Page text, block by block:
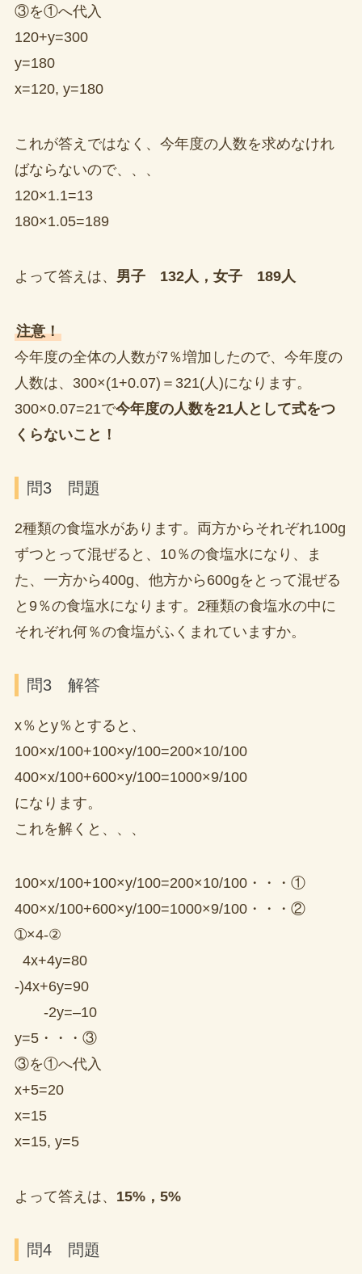
③を①へ代入
120+y=300
y=180
x=120, y=180
これが答えではなく、今年度の人数を求めなけれ
ばならないので、、、
120×1.1=13
180×1.05=189
よって答えは、 男子 132人，女子 189人
注意！
今年度の全体の人数が7％増加したので、今年度の
人数は、300×(1+0.07)＝321(人)になります。
300×0.07=21で今年度の人数を21人として式をつ
くらないこと！
問3 問題
2種類の食塩水があります。両方からそれぞれ100g
ずつとって混ぜると、10％の食塩水になり、ま
た、一方から400g、他方から600gをとって混ぜる
と9％の食塩水になります。2種類の食塩水の中に
それぞれ何％の食塩がふくまれていますか。
問3 解答
x％とy％とすると、
100×x/100+100×y/100=200×10/100
400×x/100+600×y/100=1000×9/100
になります。
これを解くと、、、
100×x/100+100×y/100=200×10/100・・・①
400×x/100+600×y/100=1000×9/100・・・②
➀×4-②
4x+4y=80
-)4x+6y=90
-2y=–10
y=5・・・③
③を①へ代入
x+5=20
x=15
x=15, y=5
よって答えは、 15%，5%
問4 問題